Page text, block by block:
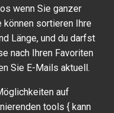
wenn Sie ganzer
sortieren Ihre
Länge, und du darfst
nach Ihren Favoriten
Sie E-Mails aktuell.
auf
tools { kann